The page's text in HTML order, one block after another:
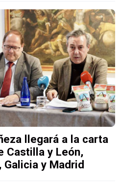
llegará a la carta
Castilla y León,
Galicia y Madrid